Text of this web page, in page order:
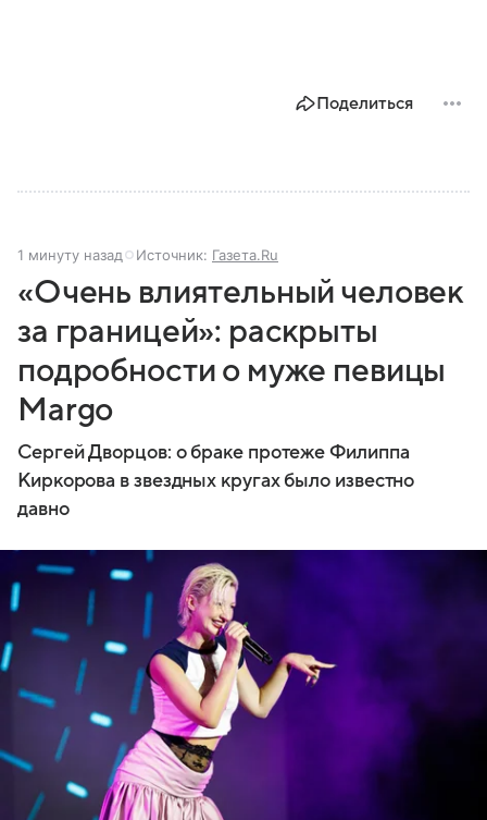
Поделиться
1 минуту назад Источник: Газета.Ru
«Очень влиятельный человек
за границей»: раскрыты
подробности о муже певицы
Margo
Сергей Дворцов: о браке протеже Филиппа
Киркорова в звездных кругах было известно
давно